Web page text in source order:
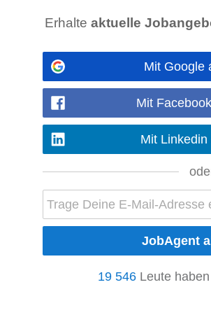
Marketing & Communications...
Mehr anzeigen
about creating visual stories that move
with a distinctive creativevision...
Mehr anzeigen
(m/w/d)
& Marketing und den Kolleg:innen in
und die grüne Mobilität in Fahrt...
Mehr anzeigen
Werbemittel inklusive der Integration von
Erhalte aktuelle
Mit Google
Mit
Mit
19 546 Leute